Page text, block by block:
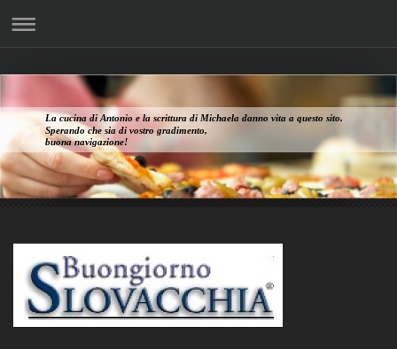
La cucina di Antonio e la scrittura di Michaela danno vita a questo sito.
Sperando che sia di vostro gradimento,
buona navigazione!